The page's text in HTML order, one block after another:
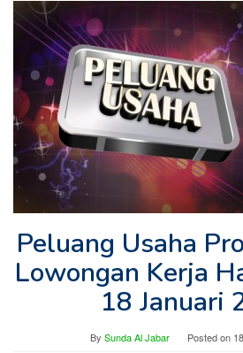
Peluang Usaha
Lowongan Kerja
18 Januari
By Sunda Al Jabar Posted on